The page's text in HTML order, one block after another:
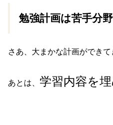
勉強計画は苦手分
さあ、大まかな計画ができて
あとは、学習内容を